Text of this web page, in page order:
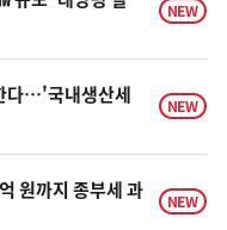
NEW
다…'국내생산세
NEW
원까지 종부세 과
NEW